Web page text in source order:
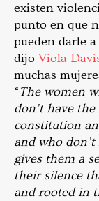
existen
punto en que
pueden darle
dijo Viola
muchas
“The women
don’t have
constitution
and who
gives them a
their silence
and rooted in